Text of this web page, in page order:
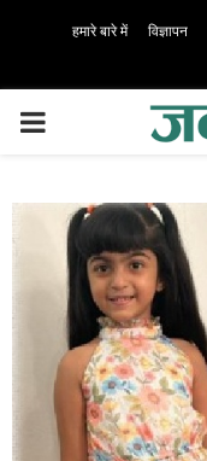
हमारे बारे में विज्ञापन
PRIMARY